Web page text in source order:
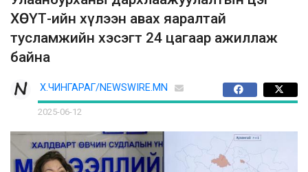
ХӨСҮТ-ийн хүлээн авах яаралтай
тусламжийн хэсэгт 24 цагаар ажиллаж
байна
Х.ЧИНГАРАГ/NEWSWIRE.MN
2025-06-12